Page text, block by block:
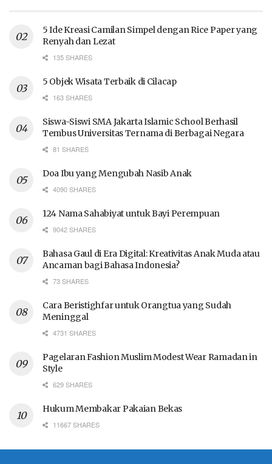
5 Ide Kreasi Camilan Simpel dengan Rice Paper yang
Renyah dan Lezat
135 SHARES
5 Objek Wisata Terbaik di Cilacap
163 SHARES
Siswa-Siswi SMA Jakarta Islamic School Berhasil
Tembus Universitas Ternama di Berbagai Negara
81 SHARES
Doa Ibu yang Mengubah Nasib Anak
4090 SHARES
124 Nama Sahabiyat untuk Bayi Perempuan
9042 SHARES
Bahasa Gaul di Era Digital: Kreativitas Anak Muda atau
Ancaman bagi Bahasa Indonesia?
73 SHARES
Cara Beristighfar untuk Orangtua yang Sudah
Meninggal
4731 SHARES
Pagelaran Fashion Muslim Modest Wear Ramadan in
Style
629 SHARES
Hukum Membakar Pakaian Bekas
11667 SHARES